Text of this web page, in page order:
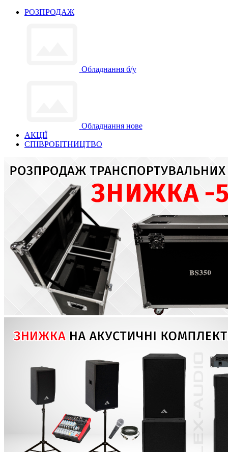
РОЗПРОДАЖ
Обладнання б/у
Обладнання нове
АКЦІЇ
СПІВРОБІТНИЦТВО